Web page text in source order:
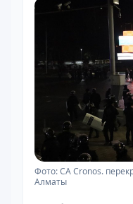
Фото: CA Cronos.
Алматы